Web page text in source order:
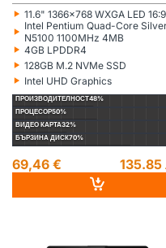
‣
Монитор:
11.6" 1366x768 WXGA LED 16:9
‣
Процесор:
Intel Pentium Quad-Core
N5100 1100MHz 4MB
‣
Рам памет:
4GB LPDDR4
‣
Хард диск:
128GB M.2 NVMe SSD
‣
Видеокарта:
Intel UHD Graphics
ПРОИЗВОДИТЕЛНОСТ48%
ПРОЦЕСОР50%
ВИДЕО КАРТА32%
БЪРЗИНА ДИСК70%
69,46 € 135.85